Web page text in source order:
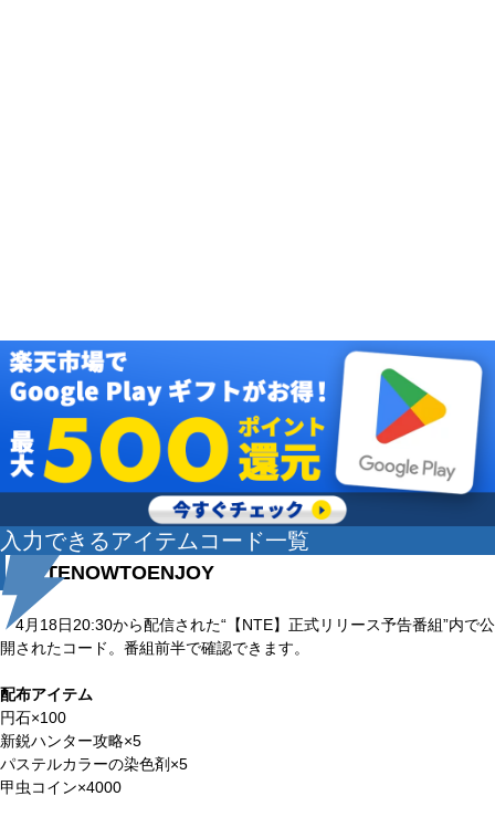
入力できるアイテムコード一覧
①NTENOWTOENJOY
4月18日20:30から配信された“【NTE】正式リリース予告番組”内で公
開されたコード。番組前半で確認できます。
配布アイテム
円石×100
新鋭ハンター攻略×5
パステルカラーの染色剤×5
甲虫コイン×4000